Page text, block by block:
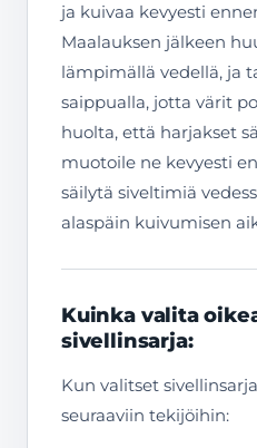
ja kuivaa kevyesti
Maalauksen jälkeen
lämpimällä vedellä, ja
saippualla, jotta värit
huolta, että harjakset
muotoile ne kevyesti
säilytä siveltimiä
alaspäin kuivumisen
Kuinka valita
sivellinsarja:
Kun valitset
seuraaviin tekijöihin: